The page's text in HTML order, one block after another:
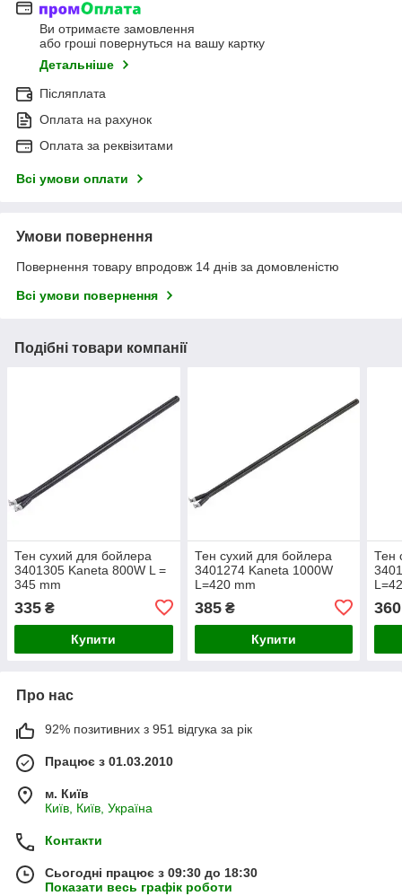
Ви отримаєте замовлення
або гроші повернуться на вашу картку
Детальніше
Післяплата
Оплата на рахунок
Оплата за реквізитами
Всі умови оплати
Умови повернення
Повернення товару впродовж 14 днів за домовленістю
Всі умови повернення
Подібні товари компанії
Тен сухий для бойлера
3401305 Kaneta 800W L =
345 mm
335 ₴
Купити
Тен сухий для бойлера
3401274 Kaneta 1000W
L=420 mm
385₴
Купити
Тен
360
Про нас
92% позитивних з 951 відгука за рік
Працює з 01.03.2010
м. Київ
Київ, Київ, Україна
Контакти
Сьогодні працює з 09:30 до 18:30
Показати весь графік роботи